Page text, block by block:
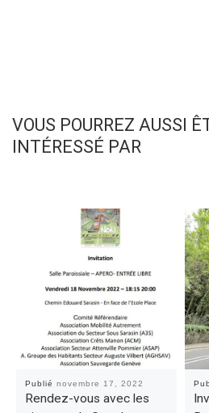
VOUS POURREZ AUSSI
INTÉRESSÉ PAR
Publiénovembre 17, 2022
Rendez-vous avec les